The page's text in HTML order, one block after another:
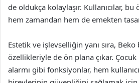
de oldukça kolaylaşır. Kullanıcılar,
hem zamandan hem de emekten
Estetik ve işlevselliğin yanı sıra,
özellikleriyle de ön plana çıkar. Çocuk
alarmı gibi fonksiyonlar, hem